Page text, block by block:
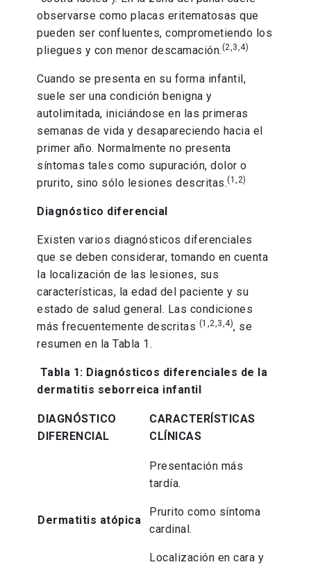
observarse como placas eritematosas que
pueden ser confluentes, comprometiendo los
pliegues y con menor descamación.(2,3,4)
Cuando se presenta en su forma infantil,
suele ser una condición benigna y
autolimitada, iniciándose en las primeras
semanas de vida y desapareciendo hacia el
primer año. Normalmente no presenta
síntomas tales como supuración, dolor o
prurito, sino sólo lesiones descritas.(1,2)
Diagnóstico diferencial
Existen varios diagnósticos diferenciales
que se deben considerar, tomando en cuenta
la localización de las lesiones, sus
características, la edad del paciente y su
estado de salud general. Las condiciones
más frecuentemente descritas (1,2,3,4), se
resumen en la Tabla 1.
Tabla 1: Diagnósticos diferenciales de la
dermatitis seborreica infantil
DIAGNÓSTICO
DIFERENCIAL
CARACTERÍSTICAS
CLÍNICAS
Dermatitis atópica
Presentación más
tardía.
Prurito como síntoma
cardinal.
Localización en cara y